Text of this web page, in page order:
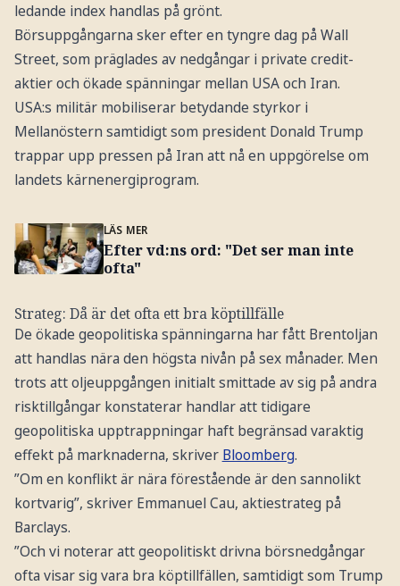
ledande index handlas på grönt.
Börsuppgångarna sker efter en tyngre dag på Wall
Street, som präglades av nedgångar i private credit-
aktier och ökade spänningar mellan USA och Iran.
USA:s militär mobiliserar betydande styrkor i
Mellanöstern samtidigt som president Donald Trump
trappar upp pressen på Iran att nå en uppgörelse om
landets kärnenergiprogram.
LÄS MER
Efter vd:ns ord: "Det ser man inte
ofta"
Strateg: Då är det ofta ett bra köptillfälle
De ökade geopolitiska spänningarna har fått Brentoljan
att handlas nära den högsta nivån på sex månader. Men
trots att oljeuppgången initialt smittade av sig på andra
risktillgångar konstaterar handlar att tidigare
geopolitiska upptrappningar haft begränsad varaktig
effekt på marknaderna, skriver Bloomberg.
”Om en konflikt är nära förestående är den sannolikt
kortvarig”, skriver Emmanuel Cau, aktiestrateg på
Barclays.
”Och vi noterar att geopolitiskt drivna börsnedgångar
ofta visar sig vara bra köptillfällen, samtidigt som Trump